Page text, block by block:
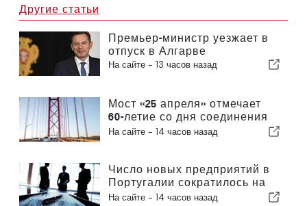
Другие статьи
Премьер-министр уезжает в
отпуск в Алгарве
На сайте - 13 часов назад
Мост «25 апреля» отмечает
60-летие со дня соединения
Лиссабона и Альмады
На сайте - 14 часов назад
Число новых предприятий в
Португалии сократилось на
4,2 %
На сайте - 14 часов назад